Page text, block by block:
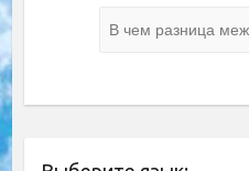
В чем разница